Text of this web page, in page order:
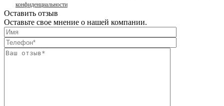
конфиденциальности
Оставить отзыв
Оставьте свое мнение о нашей компании.